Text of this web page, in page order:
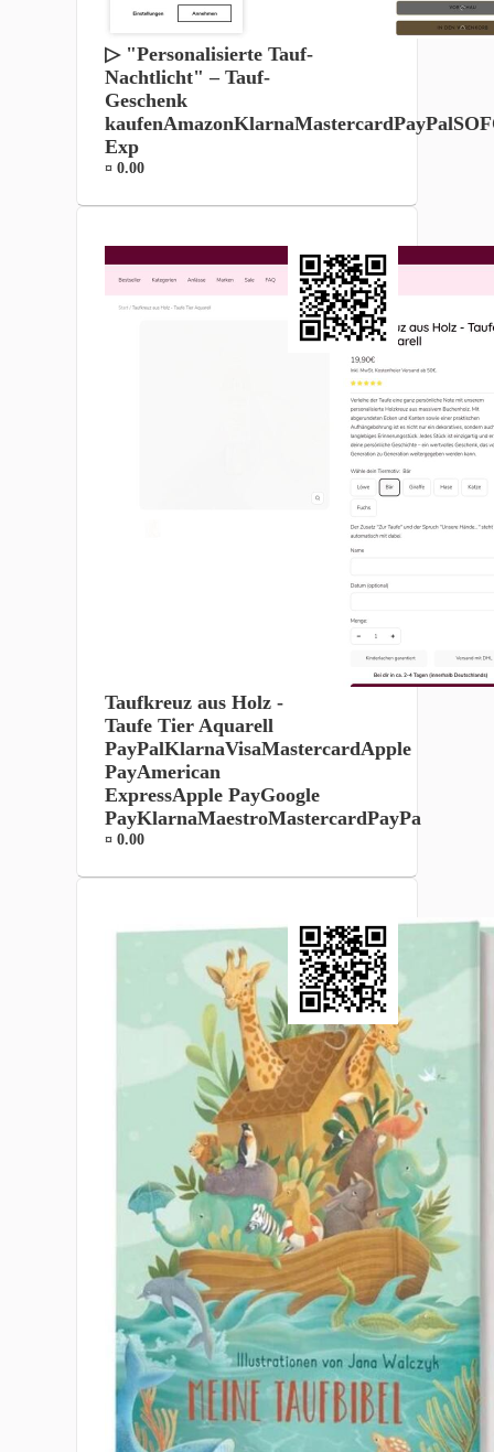
▷ "Personalisierte Tauf-
Nachtlicht" – Tauf-
Geschenk
Exp
¤ 0.00
Taufkreuz aus Holz -
Taufe Tier Aquarell
PayPalKlarnaVisaMastercardApple
PayAmerican
ExpressApple PayGoogle
PayKlarnaMaestroMastercardPayPa
¤ 0.00